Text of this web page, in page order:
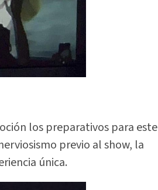
los preparativos para este
previo al show, la
única.